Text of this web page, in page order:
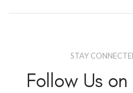
A lacus bibendum pulvinar
STAY
Follow Us